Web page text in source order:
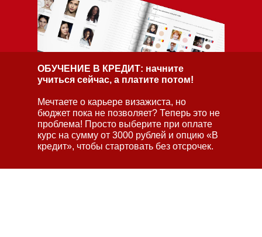
ОБУЧЕНИЕ В КРЕДИТ: начните
учиться сейчас, а платите потом!
Мечтаете о карьере визажиста, но
бюджет пока не позволяет? Теперь это не
проблема! Просто выберите при оплате
курс на сумму от 3000 рублей и опцию «В
кредит», чтобы стартовать без отсрочек.